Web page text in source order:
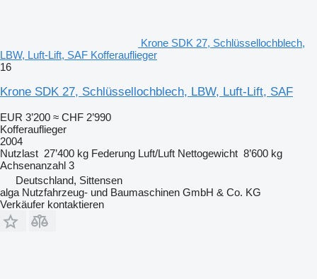
Krone SDK 27, Schlüssellochblech,
LBW, Luft-Lift, SAF Kofferauflieger
16
Krone SDK 27, Schlüssellochblech, LBW, Luft-Lift, SAF
EUR 3’200 ≈ CHF 2’990
Kofferauflieger
2004
Nutzlast 27’400 kg Federung Luft/Luft Nettogewicht 8’600 kg
Achsenanzahl 3
Deutschland, Sittensen
alga Nutzfahrzeug- und Baumaschinen GmbH & Co. KG
Verkäufer kontaktieren